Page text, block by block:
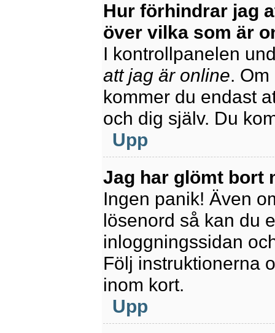
Hur förhindrar jag
över vilka som är
I kontrollpanelen
att jag är online.
kommer du endast
och dig själv. Du
Upp
Jag har glömt bort
Ingen panik! Även
lösenord så kan du
inloggningssidan
Följ instruktionerna
inom kort.
Upp